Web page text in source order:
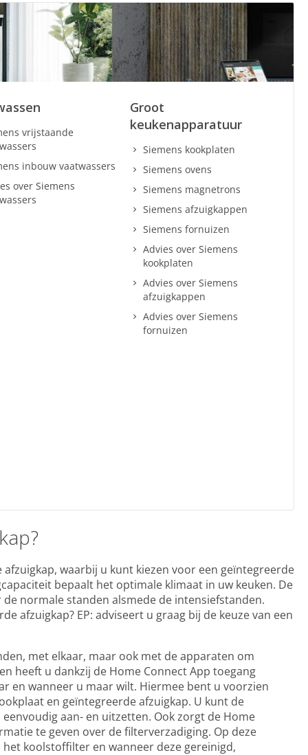
vrijstaande
inbouw vaatwassers
over Siemens
Groot
keukenapparatuur
Siemens kookplaten
Siemens ovens
Siemens magnetrons
Siemens afzuigkappen
Siemens fornuizen
Advies over Siemens
kookplaten
Advies over Siemens
afzuigkappen
Advies over Siemens
fornuizen
waarbij u kunt kiezen voor een geïntegreerde
bepaalt het optimale klimaat in uw keuken. De
normale standen alsmede de intensiefstanden.
afzuigkap? EP: adviseert u graag bij de keuze van een
met elkaar, maar ook met de apparaten om
heeft u dankzij de Home Connect App toegang
en wanneer u maar wilt. Hiermee bent u voorzien
en geïntegreerde afzuigkap. U kunt de
aan- en uitzetten. Ook zorgt de Home
te geven over de filterverzadiging. Op deze
koolstoffilter en wanneer deze gereinigd,